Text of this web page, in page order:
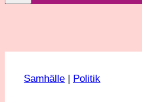
Samhälle Politik